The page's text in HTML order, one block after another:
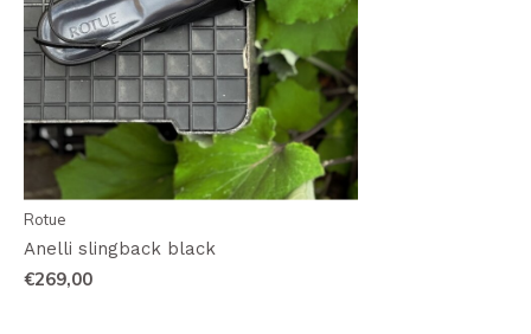
Rotue
Anelli slingback black
€269,00